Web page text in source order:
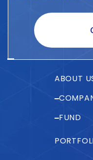
ABOUT
FUND